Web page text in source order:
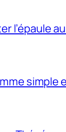
l’épaule
simple